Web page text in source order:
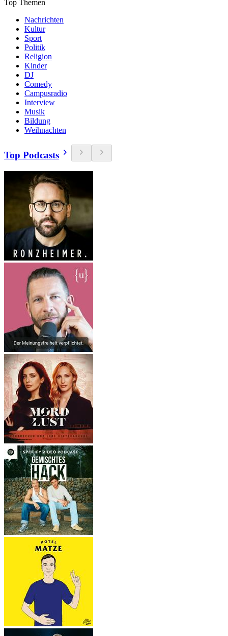
Top Themen
Nachrichten
Kultur
Sport
Politik
Religion
Kinder
DJ
Comedy
Campusradio
Interview
Musik
Bildung
Weihnachten
Top Podcasts